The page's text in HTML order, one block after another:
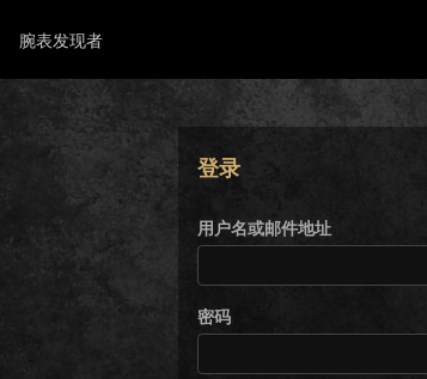
腕表发现者
登录
用户名或邮件地址
密码